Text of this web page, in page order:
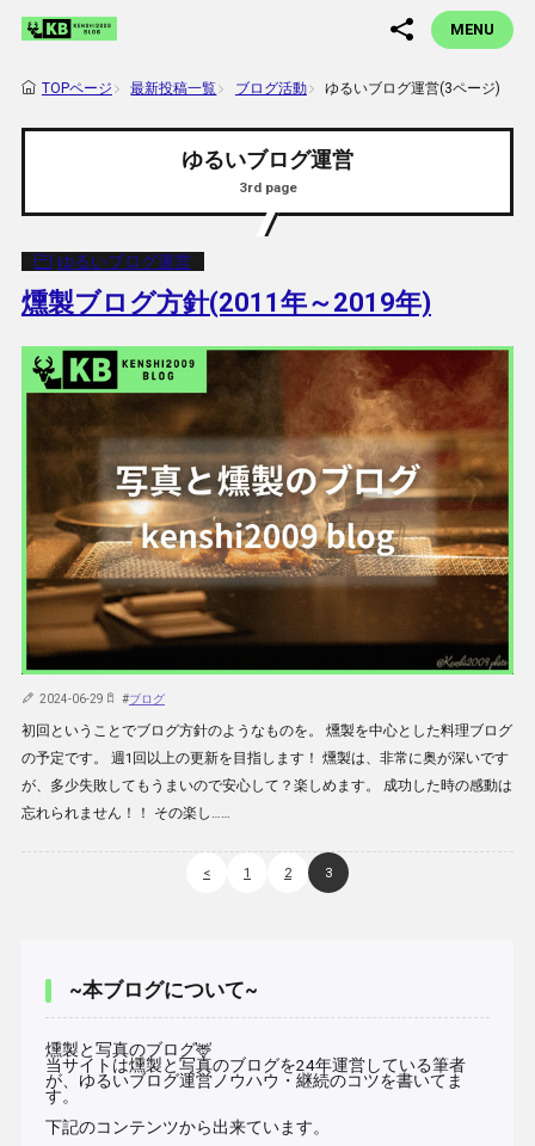
MENU
TOPページ 最新投稿一覧 ブログ活動 ゆるいブログ運営(3ページ)
ゆるいブログ運営
3rd page
ゆるいブログ運営
燻製ブログ方針(2011年～2019年)
2024-06-29 #ブログ
初回ということでブログ方針のようなものを。 燻製を中心とした料理ブログ
の予定です。 週1回以上の更新を目指します！ 燻製は、非常に奥が深いです
が、多少失敗してもうまいので安心して？楽しめます。 成功した時の感動は
忘れられません！！ その楽し……
< 1 2 3
~本ブログについて~
燻製と写真のブログ🦌
当サイトは燻製と写真のブログを24年運営している筆者
が、ゆるいブログ運営ノウハウ・継続のコツを書いてま
す。
下記のコンテンツから出来ています。